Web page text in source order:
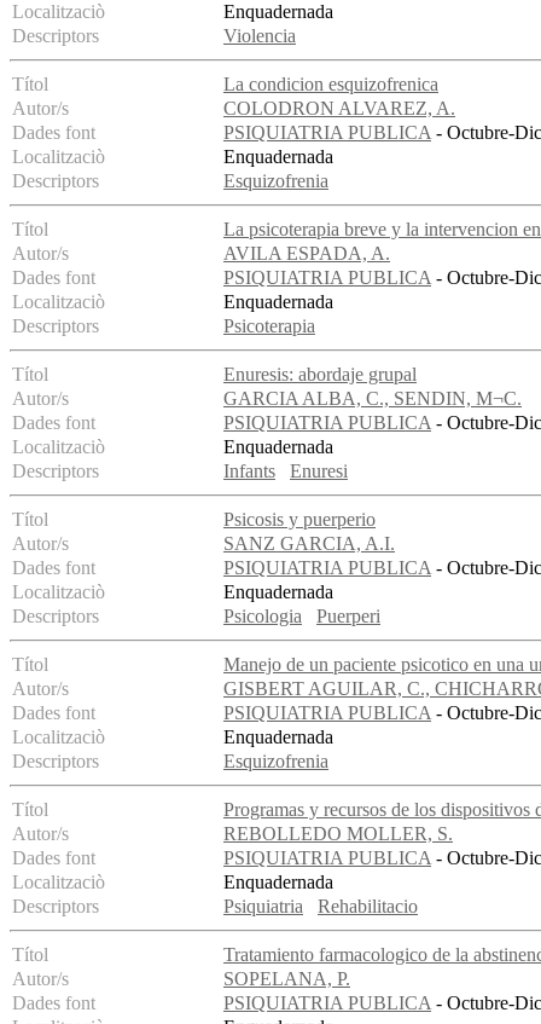
Localitzaciò
Enquadernada
Descriptors
Violencia
Títol
La condicion esquizofrenica
Autor/s
COLODRON ALVAREZ, A.
Dades font
PSIQUIATRIA PUBLICA- Octubre-
Localitzaciò
Enquadernada
Descriptors
Esquizofrenia
Títol
La psicoterapia breve y la intervencion
Autor/s
AVILA ESPADA, A.
Dades font
PSIQUIATRIA PUBLICA- Octubre-
Localitzaciò
Enquadernada
Descriptors
Psicoterapia
Títol
Enuresis: abordaje grupal
Autor/s
GARCIA ALBA, C., SENDIN, M¬C.
Dades font
PSIQUIATRIA PUBLICA- Octubre-
Localitzaciò
Enquadernada
Descriptors
Infants Enuresi
Títol
Psicosis y puerperio
Autor/s
SANZ GARCIA, A.I.
Dades font
PSIQUIATRIA PUBLICA- Octubre-
Localitzaciò
Enquadernada
Descriptors
Psicologia Puerperi
Títol
Manejo de un paciente psicotico en una
Autor/s
GISBERT AGUILAR, C.,
Dades font
PSIQUIATRIA PUBLICA- Octubre-
Localitzaciò
Enquadernada
Descriptors
Esquizofrenia
Títol
Programas y recursos de los
Autor/s
REBOLLEDO MOLLER, S.
Dades font
PSIQUIATRIA PUBLICA- Octubre-
Localitzaciò
Enquadernada
Descriptors
Psiquiatria Rehabilitacio
Títol
Tratamiento farmacologico de la
Autor/s
SOPELANA, P.
Dades font
PSIQUIATRIA PUBLICA- Octubre-